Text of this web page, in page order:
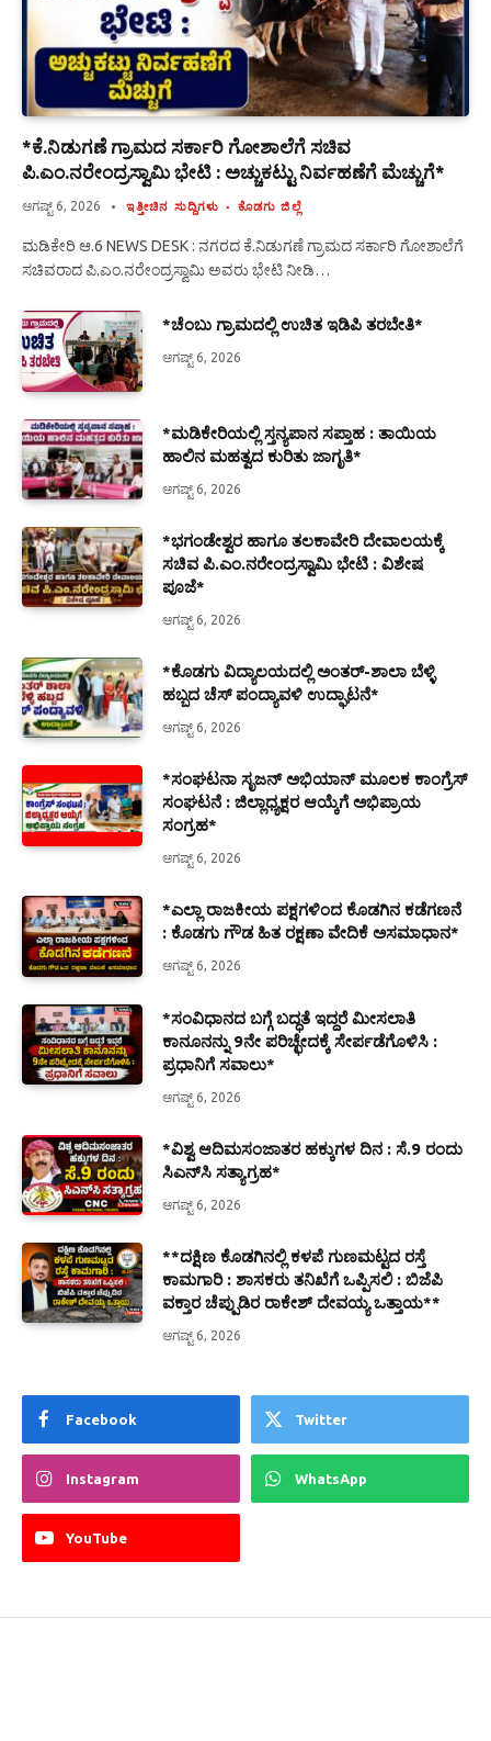
*ಕೆ.ನಿಡುಗಣೆ ಗ್ರಾಮದ ಸರ್ಕಾರಿ ಗೋಶಾಲೆಗೆ ಸಚಿವ
ಪಿ.ಎಂ.ನರೇಂದ್ರಸ್ವಾಮಿ ಭೇಟಿ : ಅಚ್ಚುಕಟ್ಟು ನಿರ್ವಹಣೆಗೆ ಮೆಚ್ಚುಗೆ*
ಆಗಷ್ಟ್ 6, 2026 ಇತ್ತೀಚಿನ ಸುದ್ದಿಗಳು ಕೊಡಗು ಜಿಲ್ಲೆ
ಮಡಿಕೇರಿ ಆ.6 NEWS DESK : ನಗರದ ಕೆ.ನಿಡುಗಣೆ ಗ್ರಾಮದ ಸರ್ಕಾರಿ ಗೋಶಾಲೆಗೆ
ಸಚಿವರಾದ ಪಿ.ಎಂ.ನರೇಂದ್ರಸ್ವಾಮಿ ಅವರು ಭೇಟಿ ನೀಡಿ…
*ಚೆಂಬು ಗ್ರಾಮದಲ್ಲಿ ಉಚಿತ ಇಡಿಪಿ ತರಬೇತಿ*
ಆಗಷ್ಟ್ 6, 2026
*ಮಡಿಕೇರಿಯಲ್ಲಿ ಸ್ತನ್ಯಪಾನ ಸಪ್ತಾಹ : ತಾಯಿಯ
ಹಾಲಿನ ಮಹತ್ವದ ಕುರಿತು ಜಾಗೃತಿ*
ಆಗಷ್ಟ್ 6, 2026
*ಭಗಂಡೇಶ್ವರ ಹಾಗೂ ತಲಕಾವೇರಿ ದೇವಾಲಯಕ್ಕೆ
ಸಚಿವ ಪಿ.ಎಂ.ನರೇಂದ್ರಸ್ವಾಮಿ ಭೇಟಿ : ವಿಶೇಷ
ಪೂಜೆ*
ಆಗಷ್ಟ್ 6, 2026
*ಕೊಡಗು ವಿದ್ಯಾಲಯದಲ್ಲಿ ಅಂತರ್-ಶಾಲಾ ಬೆಳ್ಳಿ
ಹಬ್ಬದ ಚೆಸ್ ಪಂದ್ಯಾವಳಿ ಉದ್ಘಾಟನೆ*
ಆಗಷ್ಟ್ 6, 2026
*ಸಂಘಟನಾ ಸೃಜನ್ ಅಭಿಯಾನ್ ಮೂಲಕ ಕಾಂಗ್ರೆಸ್
ಸಂಘಟನೆ : ಜಿಲ್ಲಾಧ್ಯಕ್ಷರ ಆಯ್ಕೆಗೆ ಅಭಿಪ್ರಾಯ
ಸಂಗ್ರಹ*
ಆಗಷ್ಟ್ 6, 2026
*ಎಲ್ಲಾ ರಾಜಕೀಯ ಪಕ್ಷಗಳಿಂದ ಕೊಡಗಿನ ಕಡೆಗಣನೆ
: ಕೊಡಗು ಗೌಡ ಹಿತ ರಕ್ಷಣಾ ವೇದಿಕೆ ಅಸಮಾಧಾನ*
ಆಗಷ್ಟ್ 6, 2026
*ಸಂವಿಧಾನದ ಬಗ್ಗೆ ಬದ್ಧತೆ ಇದ್ದರೆ ಮೀಸಲಾತಿ
ಕಾನೂನನ್ನು 9ನೇ ಪರಿಚ್ಛೇದಕ್ಕೆ ಸೇರ್ಪಡೆಗೊಳಿಸಿ :
ಪ್ರಧಾನಿಗೆ ಸವಾಲು*
ಆಗಷ್ಟ್ 6, 2026
*ವಿಶ್ವ ಆದಿಮಸಂಜಾತರ ಹಕ್ಕುಗಳ ದಿನ : ಸೆ.9 ರಂದು
ಸಿಎನ್‌ಸಿ ಸತ್ಯಾಗ್ರಹ*
ಆಗಷ್ಟ್ 6, 2026
**ದಕ್ಷಿಣ ಕೊಡಗಿನಲ್ಲಿ ಕಳಪೆ ಗುಣಮಟ್ಟದ ರಸ್ತೆ
ಕಾಮಗಾರಿ : ಶಾಸಕರು ತನಿಖೆಗೆ ಒಪ್ಪಿಸಲಿ : ಬಿಜೆಪಿ
ವಕ್ತಾರ ಚೆಪ್ಪುಡಿರ ರಾಕೇಶ್ ದೇವಯ್ಯ ಒತ್ತಾಯ**
ಆಗಷ್ಟ್ 6, 2026
Facebook Twitter
Instagram WhatsApp
YouTube